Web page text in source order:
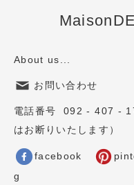
About us...
お問い合わせ
電話番号 092 - 407 -
はお断りいたします）
facebook
g